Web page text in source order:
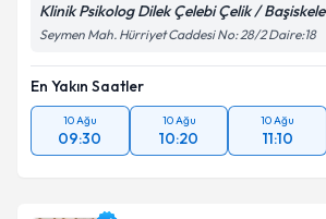
Klinik Psikolog Dilek Çelebi Çelik / Başiskele
Seymen Mah. Hürriyet Caddesi No: 28/2 Daire:18
En Yakın Saatler
10 Ağu
09:30
10 Ağu
10:20
10 Ağu
11:10